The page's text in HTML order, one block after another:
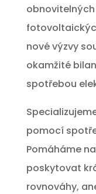
nové výzvy
okamžité
spotřebou
pomocí
Pomáháme
poskytovat
rovnováhy,